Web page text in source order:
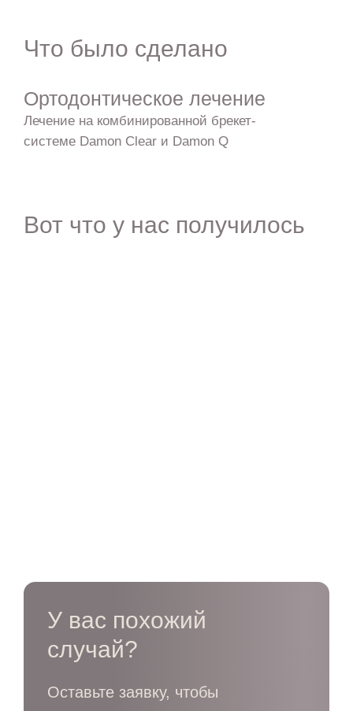
Что было сделано
Ортодонтическое лечение
Лечение на комбинированной брекет-
системе Damon Clear и Damon Q
Вот что у нас получилось
У вас похожий
случай?
Оставьте заявку, чтобы